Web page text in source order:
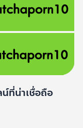
ที่น่าเชื่อถือ